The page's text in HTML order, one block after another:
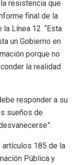
resistencia que
final de la
Línea 12. “Esta
un Gobierno en
porque no
la realidad
responder a su
sueños de
185 de la
Pública y